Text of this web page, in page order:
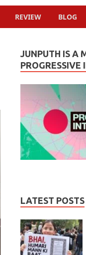
REVIEW BLOG
JUNPUTH IS A
LATEST POSTS